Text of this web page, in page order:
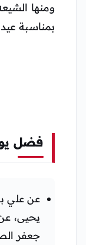
ومنها
بمناسبة
فضل
عن علي
يحيى،
جعفر